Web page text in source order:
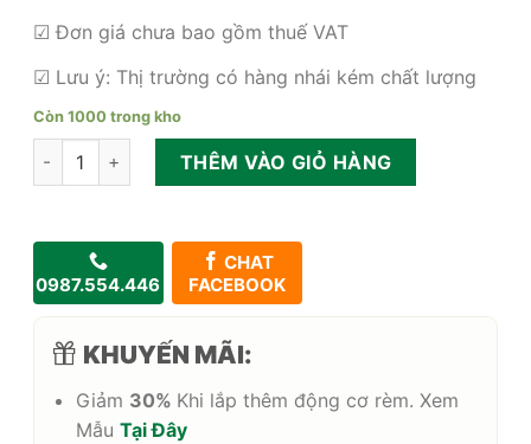
☑ Đơn giá chưa bao gồm thuế VAT
☑ Lưu ý: Thị trường có hàng nhái kém chất lượng
Còn 1000 trong kho
Rèm gỗ chống nắng giá rẻ tại tphcm số lượng
THÊM VÀO GIỎ HÀNG
0987.554.446
CHAT
FACEBOOK
KHUYẾN MÃI:
Giảm 30% Khi lắp thêm động cơ rèm. Xem
MẫuTại Đây